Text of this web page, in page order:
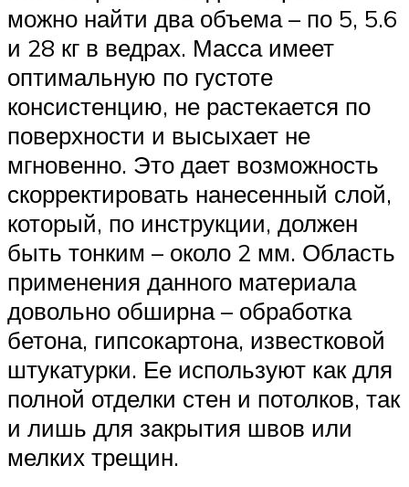
можно найти два объема – по 5, 5.6
и 28 кг в ведрах. Масса имеет
оптимальную по густоте
консистенцию, не растекается по
поверхности и высыхает не
мгновенно. Это дает возможность
скорректировать нанесенный слой,
который, по инструкции, должен
быть тонким – около 2 мм. Область
применения данного материала
довольно обширна – обработка
бетона, гипсокартона, известковой
штукатурки. Ее используют как для
полной отделки стен и потолков, так
и лишь для закрытия швов или
мелких трещин.